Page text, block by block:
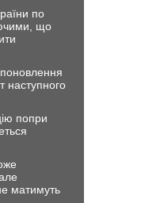
по
що
наступного
попри
матимуть